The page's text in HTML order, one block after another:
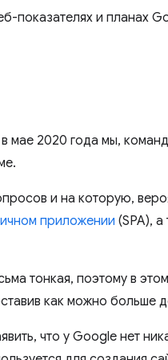
показателях и планах
в мае 2020 года мы,
и на которую,
приложении (SPA), а
тонкая, поэтому в
как можно больше
что у Google нет